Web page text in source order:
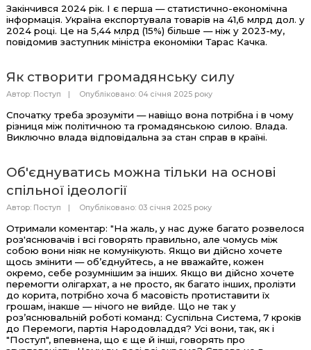
Закінчився 2024 рік. І є перша — статистично-економічна
інформація. Україна експортувала товарів на 41,6 млрд дол. у
2024 році. Це на 5,44 млрд (15%) більше — ніж у 2023-му,
повідомив заступник міністра економіки Тарас Качка.
Як створити громадянську силу
Автор: Поступ Опубліковано: 04 січня 2025 року
Спочатку треба зрозуміти — навіщо вона потрібна і в чому
різниця між політичною та громадянською силою. Влада.
Виключно влада відповідальна за стан справ в країні.
Об'єднуватись можна тільки на основі
спільної ідеології
Автор: Поступ Опубліковано: 03 січня 2025 року
Отримали коментар: "На жаль, у нас дуже багато розвелося
роз'яснювачів і всі говорять правильно, але чомусь між
собою вони ніяк не комунікують. Якщо ви дійсно хочете
щось змінити — об’єднуйтесь, а не вважайте, кожен
окремо, себе розумнішим за інших. Якщо ви дійсно хочете
перемогти олігархат, а не просто, як багато інших, пролізти
до корита, потрібно хоча б масовість протиставити їх
грошам, інакше — нічого не вийде. Що не так у
роз’яснювальній роботі команд: Суспільна Система, 7 кроків
до Перемоги, партія Народовладдя? Усі вони, так, як і
"Поступ", впевнена, що є ще й інші, говорять про